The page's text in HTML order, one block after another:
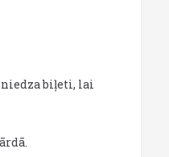
biļeti, lai